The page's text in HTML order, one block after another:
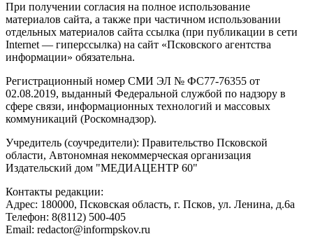
При получении согласия на полное использование
материалов сайта, а также при частичном использовании
отдельных материалов сайта ссылка (при публикации в сети
Internet — гиперссылка) на сайт «Псковского агентства
информации» обязательна.
Регистрационный номер СМИ ЭЛ № ФС77-76355 от
02.08.2019, выданный Федеральной службой по надзору в
сфере связи, информационных технологий и массовых
коммуникаций (Роскомнадзор).
Учредитель (соучредители): Правительство Псковской
области, Автономная некоммерческая организация
Издательский дом "МЕДИАЦЕНТР 60"
Контакты редакции:
Адреc: 180000, Псковская область, г. Псков, ул. Ленина, д.6а
Телефон: 8(8112) 500-405
Email: redactor@informpskov.ru